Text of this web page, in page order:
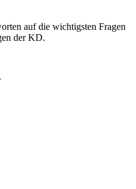
auf die wichtigsten Fragen
der KD.